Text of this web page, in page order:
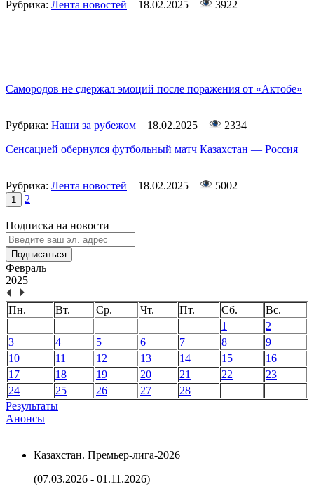
Рубрика: Лента новостей 18.02.2025 3922
Самородов не сдержал эмоций после поражения от «Актобе»
Рубрика: Наши за рубежом 18.02.2025
2334
Сенсацией обернулся футбольный матч Казахстан — Россия
Рубрика: Лента новостей 18.02.2025 5002
1 2
Подписка на новости
Подписаться
Февраль
2025
Пн. Вт. Ср. Чт. Пт. Сб.
Вс.
1
2
3
4 5 6 7 8
9
10
11 12 13 14 15
16
17
18 19 20 21 22
23
24
25 26 27
28
Результаты
Анонсы
Казахстан. Премьер-лига-2026
(07.03.2026 - 01.11.2026)